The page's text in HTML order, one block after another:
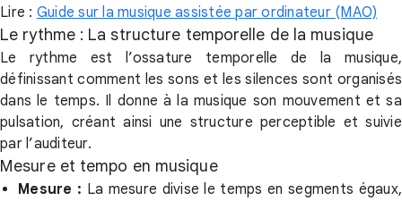
Lire : Guide sur la musique assistée par ordinateur (MAO)
Le rythme : La structure temporelle de la musique
Le rythme est l’ossature temporelle de la musique,
définissant comment les sons et les silences sont organisés
dans le temps. Il donne à la musique son mouvement et sa
pulsation, créant ainsi une structure perceptible et suivie
par l’auditeur.
Mesure et tempo en musique
Mesure : La mesure divise le temps en segments égaux,